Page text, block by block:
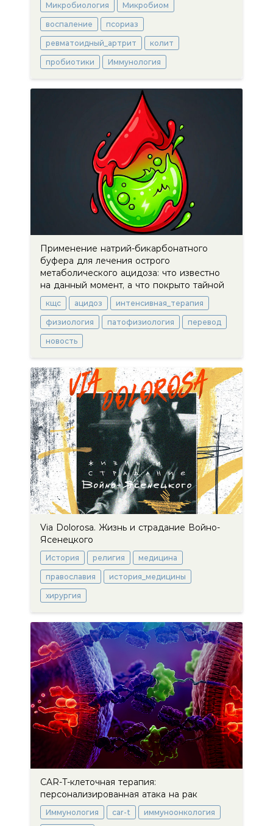
Микробиология Микробиом
воспаление псориаз
ревматоидный_артрит колит
пробиотики Иммунология
Применение натрий-бикарбонатного
буфера для лечения острого
метаболического ацидоза: что известно
на данный момент, а что покрыто тайной
кщс ацидоз интенсивная_терапия
физиология патофизиология перевод
новость
Via Dolorosa. Жизнь и страдание Войно-
Ясенецкого
История религия медицина
православия история_медицины
хирургия
CAR-T-клеточная терапия:
персонализированная атака на рак
Иммунология car-t иммуноонкология